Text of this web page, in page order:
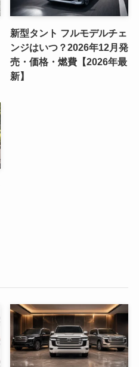
新型タント フルモデルチェ
ンジはいつ？2026年12月発
売・価格・燃費【2026年最
新】